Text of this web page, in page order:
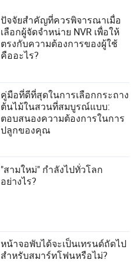
ปัจจัยสำคัญที่ควรพิจารณาเมื่อ
เลือกผู้จัดจำหน่าย NVR เพื่อให้
ตรงกับความต้องการของผู้ใช้
คืออะไร?
คู่มือที่ดีที่สุดในการเลือกกระถาง
ต้นไม้ในสวนที่สมบูรณ์แบบ:
ตอบสนองความต้องการในการ
ปลูกของคุณ
"สามใหม่" กำลังไปทั่วโลก
อย่างไร?
หน้าจอพับได้จะเป็นเทรนด์ถัดไป
สำหรับสมาร์ทโฟนหรือไม่?